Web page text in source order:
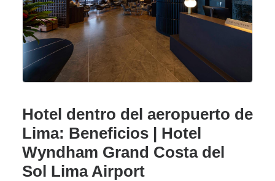
Hotel dentro del aeropuerto de
Lima: Beneficios | Hotel
Wyndham Grand Costa del
Sol Lima Airport